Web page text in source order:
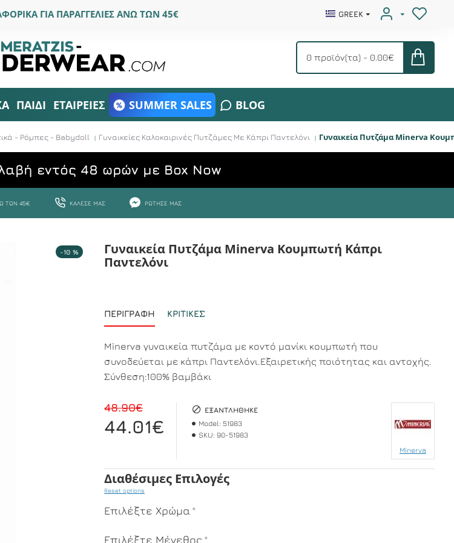
ΓΙΑ ΠΑΡΑΓΓΕΛΙΕΣ ΑΝΩ ΤΩΝ 45€ GREEK
0 προϊόν(τα) - 0.00€
ΠΑΙΔΙ ΕΤΑΙΡΕΙΕΣ SUMMER SALES BLOG
- Ρόμπες - Babydoll Γυναικείες Καλοκαιρινές Πυτζάμες Με Κάπρι Παντελόνι Γυναικεία Πυτζάμα Minerva
εντός 48 ωρών με Box Now
ΤΩΝ 45€ ΚΆΛΕΣΕ ΜΑΣ ΡΏΤΗΣΕ ΜΑΣ
-10 %
Γυναικεία Πυτζάμα Minerva Κουμπωτή Κάπρι
Παντελόνι
ΠΕΡΙΓΡΑΦΉ ΚΡΙΤΙΚΈΣ
Minerva γυναικεία πυτζάμα με κοντό μανίκι κουμπωτή που
συνοδεύεται με κάπρι Παντελόνι.Εξαιρετικής ποιότητας και αντοχής.
Σύνθεση:100% βαμβάκι
44.01€
48.90€
ΕΞΑΝΤΛΉΘΗΚΕ
Model: 51983
SKU: 90-51983
Minerva
Διαθέσιμες Επιλογές
Reset options
Επιλέξτε Χρώμα
Επιλέξτε Μέγεθος